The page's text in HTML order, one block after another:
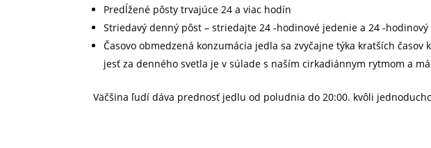
Predĺžené pôsty trvajúce 24 a viac hodín
Striedavý denný pôst – striedajte 24 -hodinové jedenie a 24 -hodinový
Časovo obmedzená konzumácia jedla sa zvyčajne týka kratších
jesť za denného svetla je v súlade s naším cirkadiánnym rytmom a
Väčšina ľudí dáva prednosť jedlu od poludnia do 20:00. kvôli